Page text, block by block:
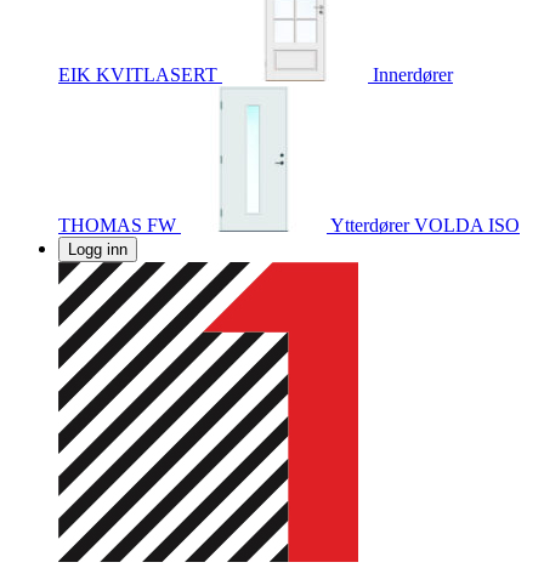
EIK KVITLASERT Innerdører
THOMAS FW YtterdørerVOLDA ISO
Logg inn